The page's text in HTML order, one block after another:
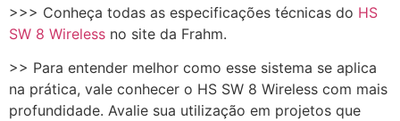
>>> Conheça todas as especificações técnicas do HS
SW 8 Wireless no site da Frahm.
>> Para entender melhor como esse sistema se aplica
na prática, vale conhecer o HS SW 8 Wireless com mais
profundidade. Avalie sua utilização em projetos que